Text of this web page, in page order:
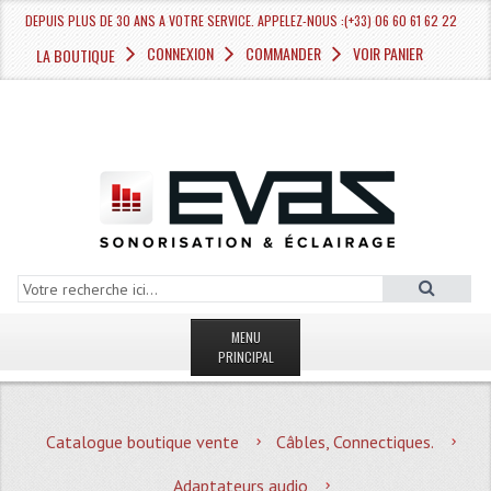
DEPUIS PLUS DE 30 ANS A VOTRE SERVICE. APPELEZ-NOUS :(+33) 06 60 61 62 22
LA BOUTIQUE CONNEXION COMMANDER VOIR PANIER
MENU
PRINCIPAL
MAGASIN
Catalogue boutique vente
Câbles, Connectiques.
Adaptateurs audio